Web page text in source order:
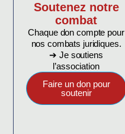
Soutenez notre
combat
Chaque don compte pour
nos combats juridiques.
➔ Je soutiens
l’association
Faire un don pour
soutenir